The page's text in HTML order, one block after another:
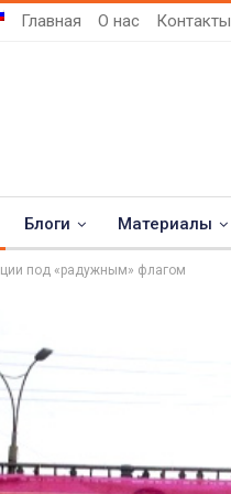
Главная О нас Контакты
Блоги Материалы
под «радужным» флагом